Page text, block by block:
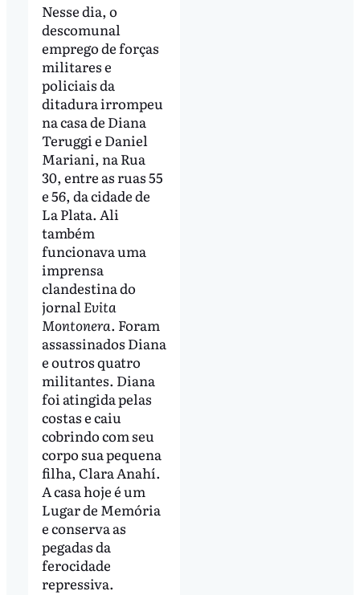
Nesse dia, o
descomunal
emprego de forças
militares e
policiais da
ditadura irrompeu
na casa de Diana
Teruggi e Daniel
Mariani, na Rua
30, entre as ruas 55
e 56, da cidade de
La Plata. Ali
também
funcionava uma
imprensa
clandestina do
jornalEvita
Montonera. Foram
assassinados Diana
e outros quatro
militantes. Diana
foi atingida pelas
costas e caiu
cobrindo com seu
corpo sua pequena
filha, Clara Anahí.
A casa hoje é um
Lugar de Memória
e conserva as
pegadas da
ferocidade
repressiva.